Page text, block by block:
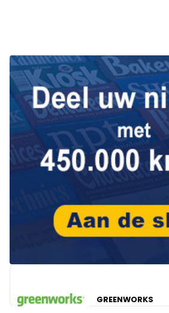
GREENWORKS